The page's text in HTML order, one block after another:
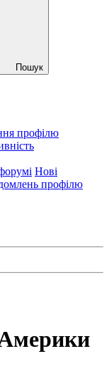
Пошук
профілю
Нові
профілю